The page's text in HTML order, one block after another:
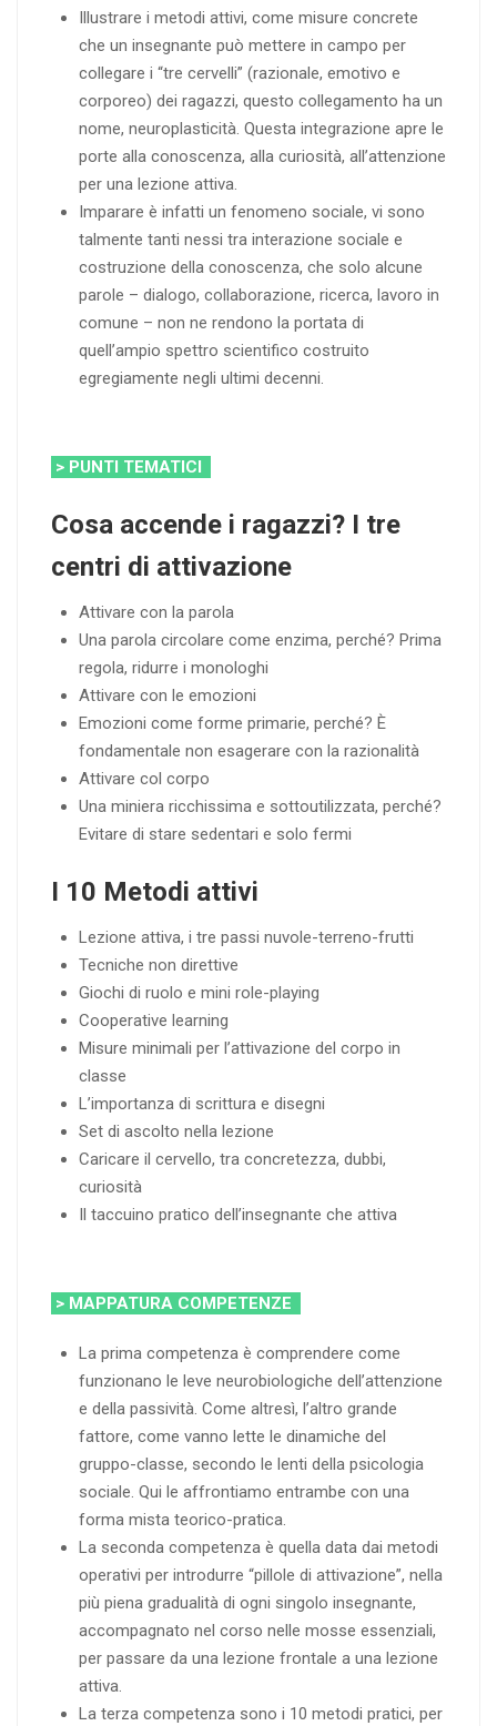
Illustrare i metodi attivi, come misure concrete
che un insegnante può mettere in campo per
collegare i “tre cervelli” (razionale, emotivo e
corporeo) dei ragazzi, questo collegamento ha un
nome, neuroplasticità. Questa integrazione apre le
porte alla conoscenza, alla curiosità, all’attenzione
per una lezione attiva.
Imparare è infatti un fenomeno sociale, vi sono
talmente tanti nessi tra interazione sociale e
costruzione della conoscenza, che solo alcune
parole – dialogo, collaborazione, ricerca, lavoro in
comune – non ne rendono la portata di
quell’ampio spettro scientifico costruito
egregiamente negli ultimi decenni.
> PUNTI TEMATICI
Cosa accende i ragazzi? I tre
centri di attivazione
Attivare con la parola
Una parola circolare come enzima, perché? Prima
regola, ridurre i monologhi
Attivare con le emozioni
Emozioni come forme primarie, perché? È
fondamentale non esagerare con la razionalità
Attivare col corpo
Una miniera ricchissima e sottoutilizzata, perché?
Evitare di stare sedentari e solo fermi
I 10 Metodi attivi
Lezione attiva, i tre passi nuvole-terreno-frutti
Tecniche non direttive
Giochi di ruolo e mini role-playing
Cooperative learning
Misure minimali per l’attivazione del corpo in
classe
L’importanza di scrittura e disegni
Set di ascolto nella lezione
Caricare il cervello, tra concretezza, dubbi,
curiosità
Il taccuino pratico dell’insegnante che attiva
> MAPPATURA COMPETENZE
La prima competenza è comprendere come
funzionano le leve neurobiologiche dell’attenzione
e della passività. Come altresì, l’altro grande
fattore, come vanno lette le dinamiche del
gruppo-classe, secondo le lenti della psicologia
sociale. Qui le affrontiamo entrambe con una
forma mista teorico-pratica.
La seconda competenza è quella data dai metodi
operativi per introdurre “pillole di attivazione”, nella
più piena gradualità di ogni singolo insegnante,
accompagnato nel corso nelle mosse essenziali,
per passare da una lezione frontale a una lezione
attiva.
La terza competenza sono i 10 metodi pratici, per